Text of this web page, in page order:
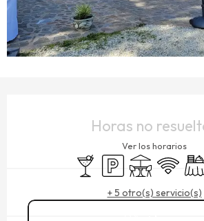
Horas no
Ver los horarios
Bar / Refrigerio
Aparcamiento
TerrazaWifi
+ 5 otro(s) servicio(s)